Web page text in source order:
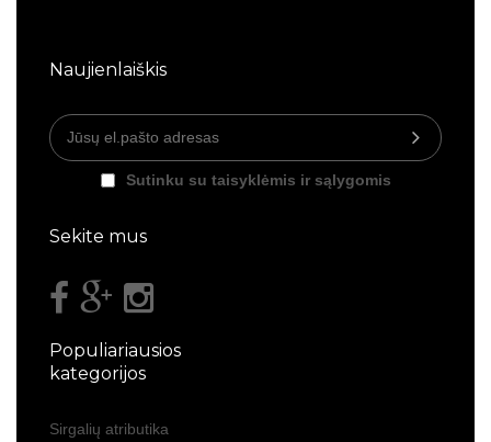
Naujienlaiškis
Sutinku su taisyklėmis ir sąlygomis
Sekite mus
Populiariausios
kategorijos
Sirgalių atributika